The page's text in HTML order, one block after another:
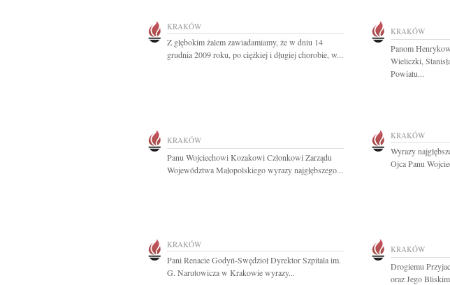
KRAKÓW
Z głębokim żalem zawiadamiamy, że w dniu 14
grudnia 2009 roku, po ciężkiej i długiej chorobie, w...
KRAKÓW
Panom
Wieliczki,
Powiatu...
KRAKÓW
Panu Wojciechowi Kozakowi Członkowi Zarządu
Województwa Małopolskiego wyrazy najgłębszego...
KRAKÓW
Wyrazy
Ojca Panu
KRAKÓW
Pani Renacie Godyń-Swędzioł Dyrektor Szpitala im.
G. Narutowicza w Krakowie wyrazy...
KRAKÓW
Drogiemu
oraz Jego